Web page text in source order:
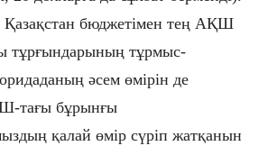
Қазақстан бюджетімен тең АҚШ
тұрғындарының тұрмыс-
әсем өмірін де
тағы бұрынғы
қалай өмір сүріп жатқанын